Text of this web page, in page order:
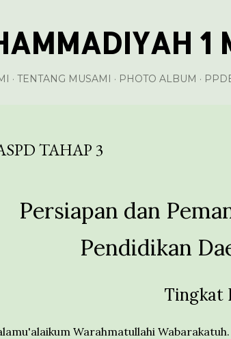
1
TENTANG MUSAMI PHOTO ALBUM
TAHAP 3
Persiapan dan
Pendidikan
Tingkat
Warahmatullahi Wabarakatuh.